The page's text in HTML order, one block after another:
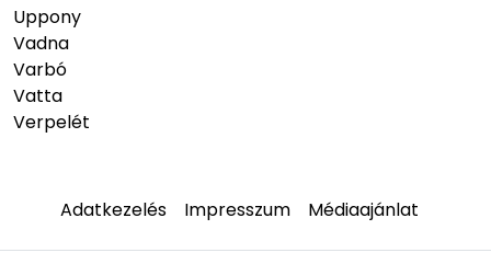
Uppony
Vadna
Varbó
Vatta
Verpelét
Adatkezelés Impresszum Médiaajánlat